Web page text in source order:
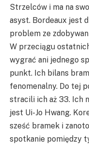
Strzelców i ma na
asyst. Bordeaux jest
problem ze
W przeciągu
wygrać ani jednego
punkt. Ich bilans
fenomenalny. Do tej
stracili ich aż 33. Ich
jest Ui-Jo Hwang.
sześć bramek i
spotkanie pomiędzy